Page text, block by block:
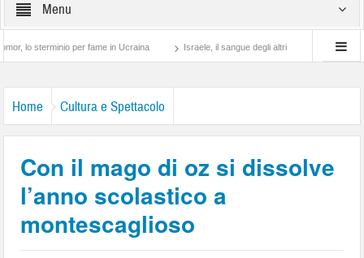
Menu
per fame in Ucraina Israele, il sangue degli altri Lotta di classe… tra
Home Cultura e Spettacolo
Con il mago di oz si dissolve
l’anno scolastico a
montescaglioso